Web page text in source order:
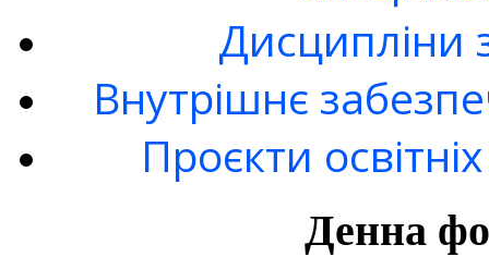
Дисципліни
Внутрішнє
Проєкти
Денна